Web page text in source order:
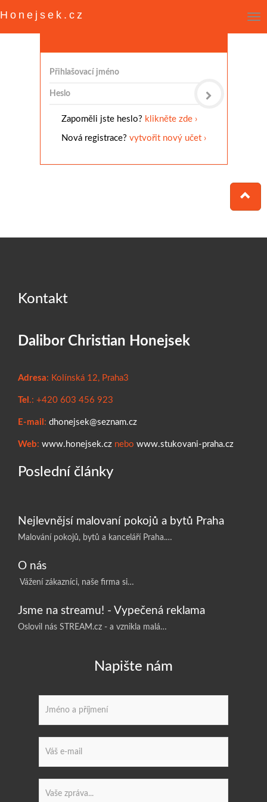
Honejsek.cz
Heslo
Zapoměli jste heslo? klikněte zde ›
Nová registrace? vytvořit nový učet ›
Kontakt
Dalibor Christian Honejsek
Adresa: Kolínská 12, Praha3
Tel .: +420 603 456 923
E-mail : dhonejsek@seznam.cz
Web: www.honejsek.cz nebo www.stukovani-praha.cz
Poslední články
Nejlevnějsí malovaní pokojů a bytů Praha
Malování pokojů, bytů a kanceláří Praha.…
O nás
Vážení zákazníci, naše firma si…
Jsme na streamu! - Vypečená reklama
Oslovil nás STREAM.cz - a vznikla malá…
Napište nám